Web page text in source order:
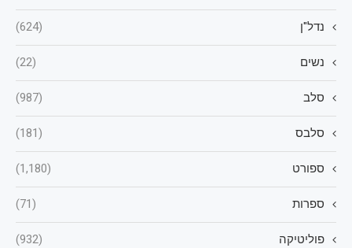
נדל"ן (624)
נשים (22)
סלב (987)
סלבס (181)
ספורט (1,180)
ספרות (71)
פוליטיקה (932)